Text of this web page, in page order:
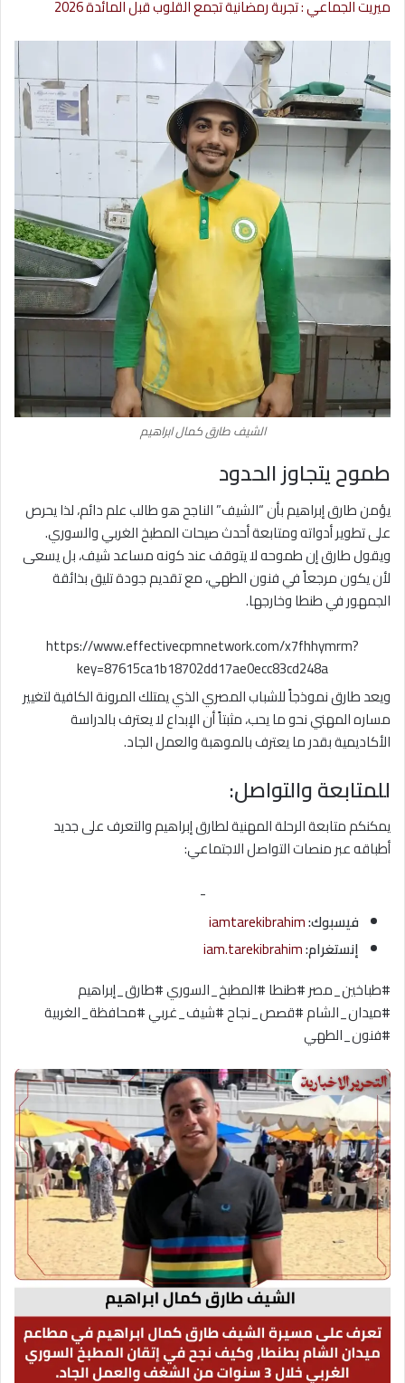
ميريت الجماعي : تجربة رمضانية تجمع القلوب قبل المائدة 2026
الشيف طارق كمال ابراهيم
طموح يتجاوز الحدود
يؤمن طارق إبراهيم بأن “الشيف” الناجح هو طالب علم دائم، لذا يحرص
على تطوير أدواته ومتابعة أحدث صيحات المطبخ الغربي والسوري.
ويقول طارق إن طموحه لا يتوقف عند كونه مساعد شيف، بل يسعى
لأن يكون مرجعاً في فنون الطهي، مع تقديم جودة تليق بذائقة
الجمهور في طنطا وخارجها.
https://www.effectivecpmnetwork.com/x7fhhymrm?
key=87615ca1b18702dd17ae0ecc83cd248a
ويعد طارق نموذجاً للشباب المصري الذي يمتلك المرونة الكافية لتغيير
مساره المهني نحو ما يحب، مثبتاً أن الإبداع لا يعترف بالدراسة
الأكاديمية بقدر ما يعترف بالموهبة والعمل الجاد.
للمتابعة والتواصل:
يمكنكم متابعة الرحلة المهنية لطارق إبراهيم والتعرف على جديد
أطباقه عبر منصات التواصل الاجتماعي:
-
فيسبوك:iamtarekibrahim
إنستغرام:iam.tarekibrahim
#طباخين_مصر #طنطا #المطبخ_السوري #طارق_إبراهيم
#ميدان_الشام #قصص_نجاح #شيف_غربي #محافظة_الغربية
#فنون_الطهي